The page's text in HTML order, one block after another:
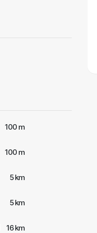
100 m
100 m
5 km
5 km
16 km